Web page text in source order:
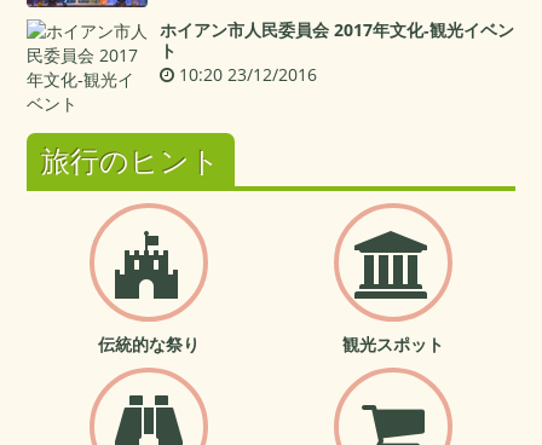
ホイアン市人民委員会 2017年文化‐観光イベン
ト
10:20 23/12/2016
旅行のヒント
伝統的な祭り 観光スポット